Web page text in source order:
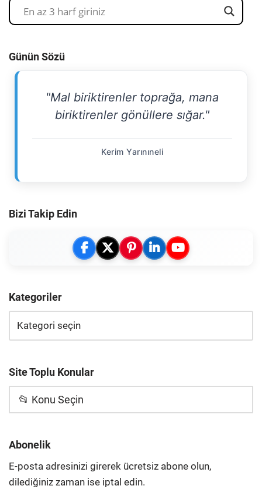
Günün Sözü
"Mal biriktirenler toprağa, mana
biriktirenler gönüllere sığar."
Kerim Yarınıneli
Bizi Takip Edin
Kategoriler
Site Toplu Konular
📂 Konu Seçin
Abonelik
E-posta adresinizi girerek ücretsiz abone olun,
dilediğiniz zaman ise iptal edin.